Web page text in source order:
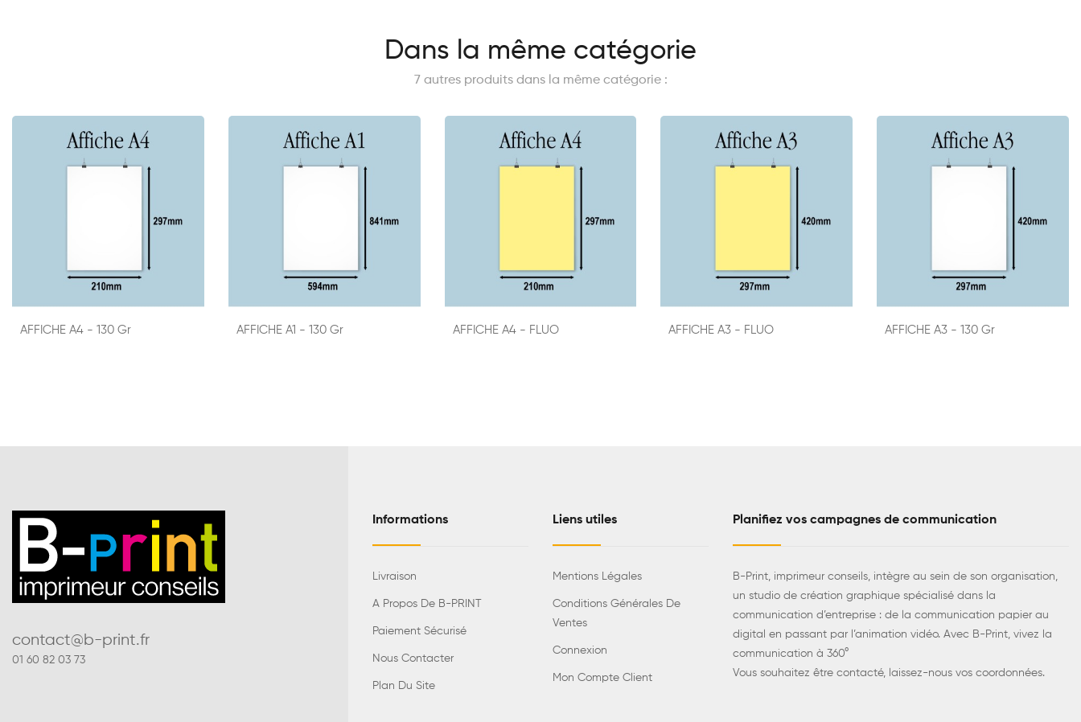
Dans la même catégorie
7 autres produits dans la même catégorie :
AFFICHE A4 - 130 Gr AFFICHE A1 - 130 Gr AFFICHE A4 - FLUO AFFICHE A3 - FLUO AFFICHE A3 - 130 Gr
contact@b-print.fr
01 60 82 03 73
Informations
Livraison
A Propos De B-PRINT
Paiement Sécurisé
Nous Contacter
Plan Du Site
Liens utiles
Mentions Légales
Conditions Générales De
Ventes
Connexion
Mon Compte Client
Planifiez vos campagnes de communication
B-Print, imprimeur conseils, intègre au sein de son organisation,
un studio de création graphique spécialisé dans la
communication d’entreprise : de la communication papier au
digital en passant par l’animation vidéo. Avec B-Print, vivez la
communication à 360°
Vous souhaitez être contacté, laissez-nous vos coordonnées.